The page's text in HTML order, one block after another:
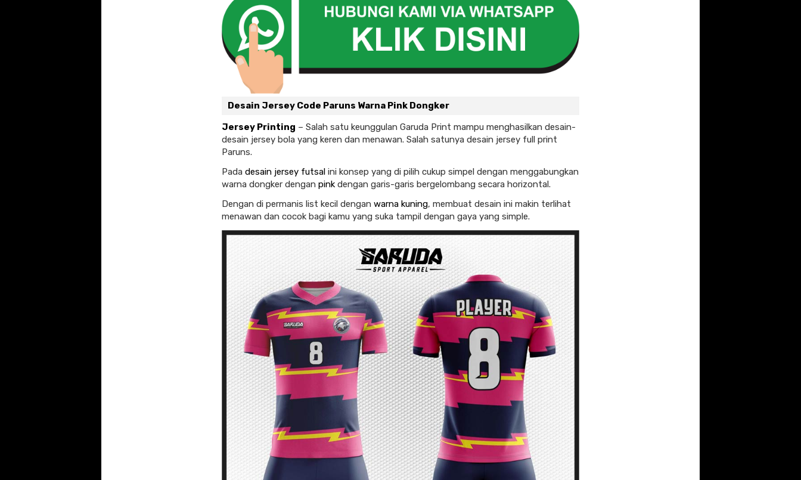
Desain Jersey Code Paruns Warna Pink Dongker
Jersey Printing – Salah satu keunggulan Garuda Print mampu menghasilkan desain-
desain jersey bola yang keren dan menawan. Salah satunya desain jersey full print
Paruns.
Pada desain jersey futsal ini konsep yang di pilih cukup simpel dengan menggabungkan
warna dongker dengan pink dengan garis-garis bergelombang secara horizontal.
Dengan di permanis list kecil dengan warna kuning, membuat desain ini makin terlihat
menawan dan cocok bagi kamu yang suka tampil dengan gaya yang simple.